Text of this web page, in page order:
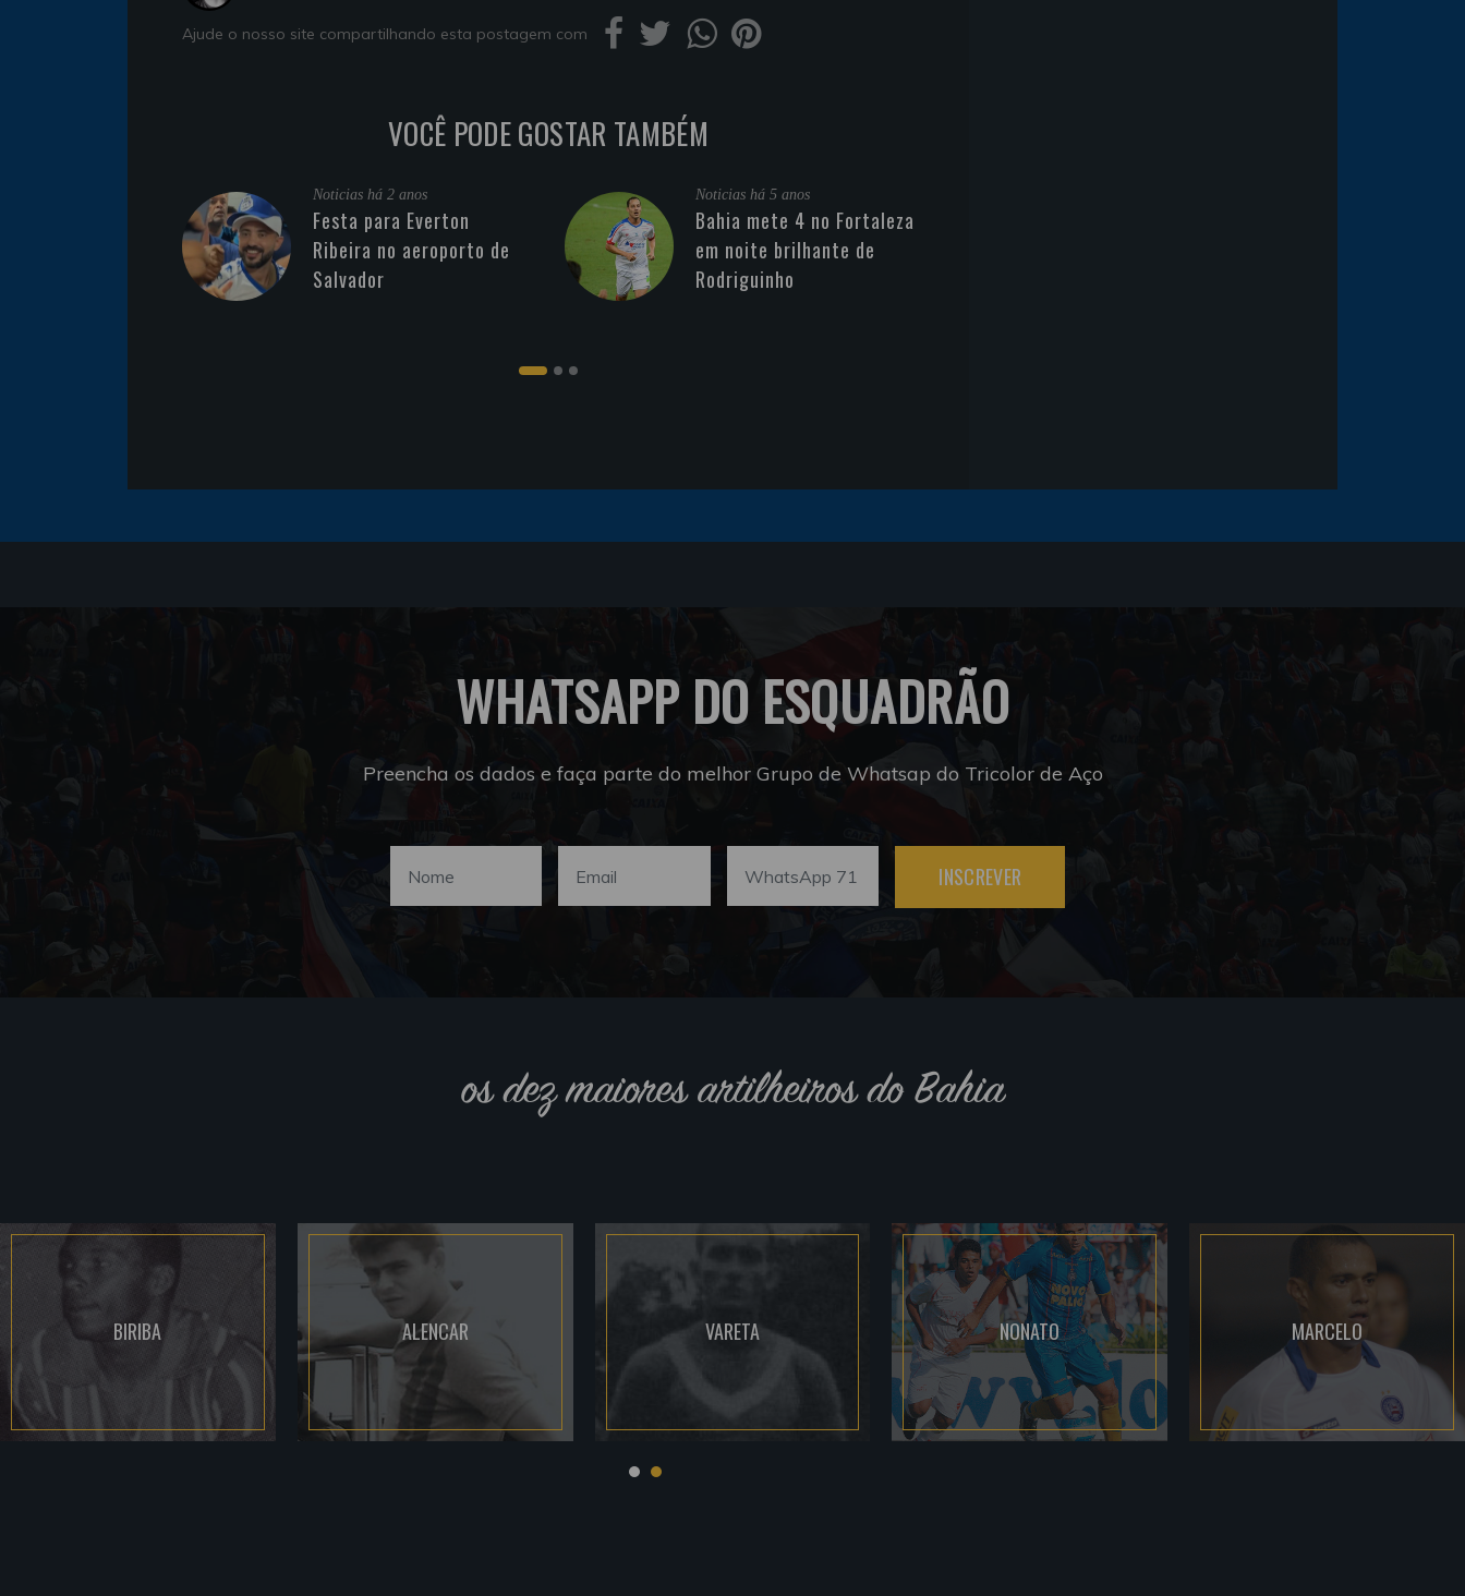
Ajude o nosso site compartilhando esta postagem com
VOCÊ PODE GOSTAR TAMBÉM
Noticias há 2 anos
Festa para Everton
Ribeira no aeroporto de
Salvador
Noticias há 5 anos
Bahia mete 4 no Fortaleza
em noite brilhante de
Rodriguinho
WHATSAPP DO ESQUADRÃO
Preencha os dados e faça parte do melhor Grupo de Whatsap do Tricolor de Aço
INSCREVER
os dez maiores artilheiros do Bahia
BIRIBA ALENCAR VARETA NONATO MARCELO